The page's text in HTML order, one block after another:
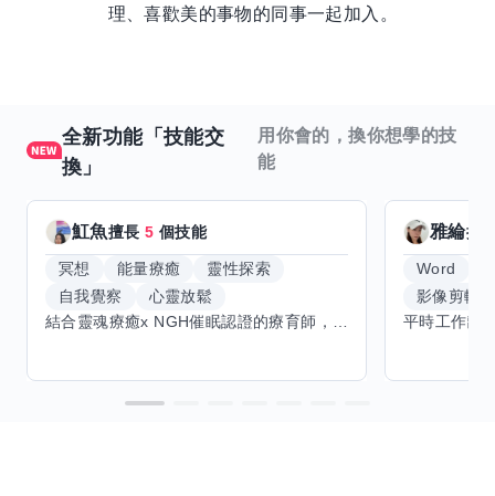
理、喜歡美的事物的同事一起加入。
全新功能「技能交
換」
用你會的，換你想學的技
能
魟魚擅長5 個技能
冥想 能量療癒
靈性探索
自我覺察
心靈放鬆
雅綸擅
Word
影像剪輯